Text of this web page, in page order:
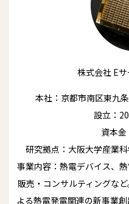
株式会社 E
本社：京都市南区東九
設立：
資本
研究拠点：大阪大学産業
事業内容：熱電デバイス、
販売・コンサルティングな
よる熱電発電関連の新事業